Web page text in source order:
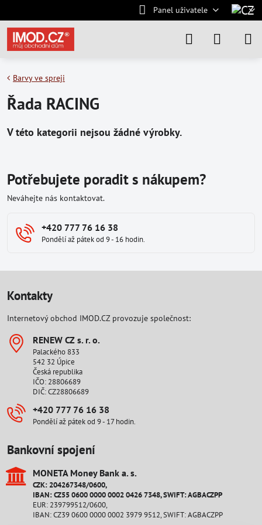
Panel uživatele
Barvy ve spreji
Řada RACING
Potřebujete poradit s nákupem?
Neváhejte nás kontaktovat.
+420 777 76 16 38
Pondělí až pátek od 9 - 16 hodin.
Kontakty
Internetový obchod IMOD.CZ provozuje společnost:
RENEW CZ s​. r​. o​.
Palackého 833
542 32 Úpice
Česká republika
IČO: 28806689
DIČ: CZ28806689
+420 777 76 16 38
Pondělí až pátek od 9 - 17 hodin.
Bankovní spojení
MONETA Money Bank a​. s​.
CZK: 204267348/0600,
IBAN: CZ55 0600 0000 0002 0426 7348, SWIFT: AGBACZPP
EUR: 239799512/0600,
IBAN: CZ39 0600 0000 0002 3979 9512, SWIFT: AGBACZPP